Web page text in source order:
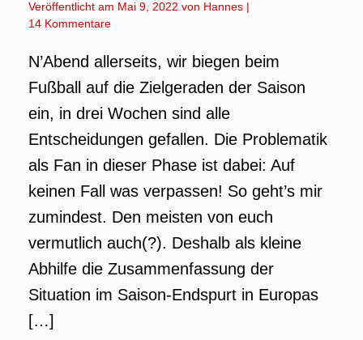
Veröffentlicht am Mai 9, 2022 von Hannes |
14 Kommentare
N’Abend allerseits, wir biegen beim
Fußball auf die Zielgeraden der Saison
ein, in drei Wochen sind alle
Entscheidungen gefallen. Die Problematik
als Fan in dieser Phase ist dabei: Auf
keinen Fall was verpassen! So geht’s mir
zumindest. Den meisten von euch
vermutlich auch(?). Deshalb als kleine
Abhilfe die Zusammenfassung der
Situation im Saison-Endspurt in Europas
[…]